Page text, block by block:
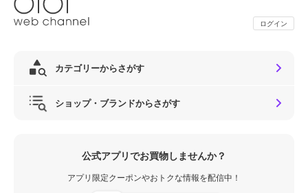
ログイン
カテゴリーからさがす
ショップ・ブランドからさがす
公式アプリでお買物しませんか？
アプリ限定クーポンやおトクな情報を配信中！